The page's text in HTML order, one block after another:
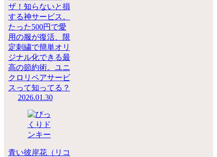
ザ！知らないと損
する神サービス。
たった500円で愛
用の服が復活、限
定刺繍で簡単オリ
ジナル化できる最
高の節約術。ユニ
クロリペアサービ
スって知ってる？
2026.01.30
青い彼岸花（リコ